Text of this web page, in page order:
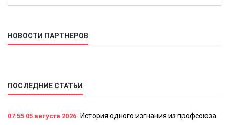
НОВОСТИ ПАРТНЕРОВ
ПОСЛЕДНИЕ СТАТЬИ
07:55 05 августа 2026 История одного изгнания из профсоюза